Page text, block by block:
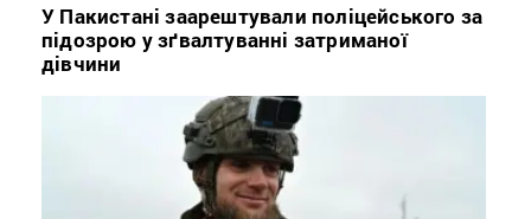
У Пакистані заарештували поліцейського за
підозрою у зґвалтуванні затриманої
дівчини